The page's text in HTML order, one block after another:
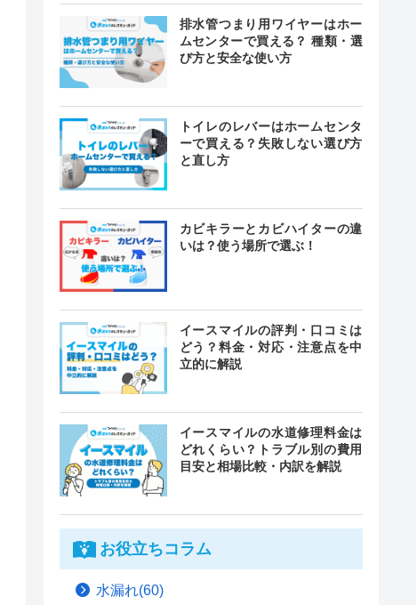
排水管つまり用ワイヤーはホー
ムセンターで買える？ 種類・選
び方と安全な使い方
トイレのレバーはホームセンタ
ーで買える？失敗しない選び方
と直し方
カビキラーとカビハイターの違
いは？使う場所で選ぶ！
イースマイルの評判・口コミは
どう？料金・対応・注意点を中
立的に解説
イースマイルの水道修理料金は
どれくらい？トラブル別の費用
目安と相場比較・内訳を解説
お役立ちコラム
水漏れ(60)